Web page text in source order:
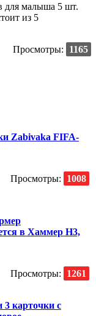
для малыша 5 шт.
из 5
Просмотры:
1165
Zabivaka FIFA-
Просмотры: 1008
в Хаммер H3,
Просмотры: 1261
3 карточки с